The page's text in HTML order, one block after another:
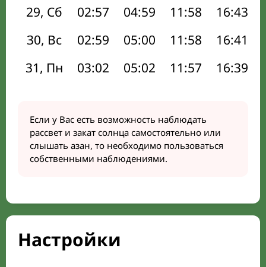
29, Сб
02:57 04:59 11:58 16:43
30, Вс
02:59 05:00 11:58 16:41
31, Пн
03:02 05:02 11:57 16:39
Если у Вас есть возможность наблюдать
рассвет и закат солнца самостоятельно или
слышать азан, то необходимо пользоваться
собственными наблюдениями.
Настройки